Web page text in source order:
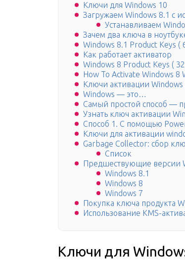
Ключи для Windows 10
Загружаем Windows 8.1 c
Устанавливаем
Зачем два ключа в
Windows 8.1 Product Keys (
Как работает активатор
Windows 8 Product Keys (
How To Activate Windows 8
Ключи активации
Windows — это…
Самый простой способ —
Узнать ключ активации
Способ 1. С помощью
Ключи для активации
Garbage Collector: сбор
Список
Предшествующие версии
Windows 8.1
Windows 8
Windows 7
Покупка ключа продукта
Использование KMS-
Ключи для